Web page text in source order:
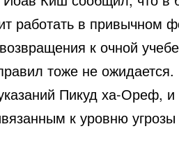
работать в привычном
к очной
тоже не
Пикуд ха-Ореф, и
к уровню угрозы